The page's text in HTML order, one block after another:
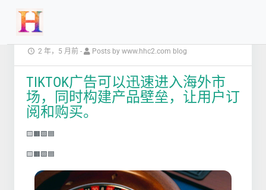
2 年，5 月前 - Posts by www.hhc2.com blog
TIKTOK广告可以迅速进入海外市
场，同时构建产品壁垒，让用户订
阅和购买。
🟨🟧🟩🟦
🟨🟧🟩🟦